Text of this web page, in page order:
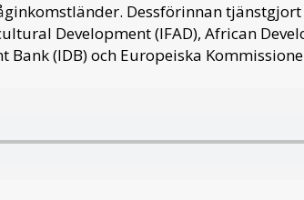
Dessförinnan
Development (IFAD), African
Bank (IDB) och Europeiska